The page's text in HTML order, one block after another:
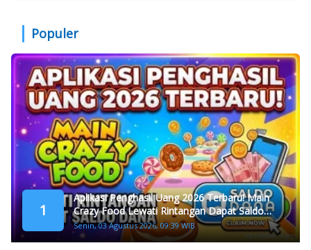
Populer
1
Aplikasi Penghasil Uang 2026 Terbaru! Main
Crazy Food Lewati Rintangan Dapat Saldo
Dana
Senin, 03 Agustus 2026, 09:39 WIB